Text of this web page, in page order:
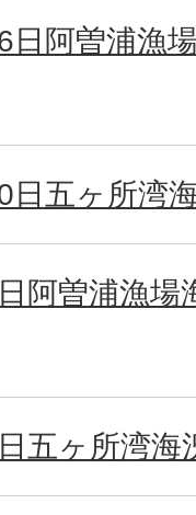
日阿曽浦漁
日五ヶ所湾
阿曽浦漁場
五ヶ所湾海